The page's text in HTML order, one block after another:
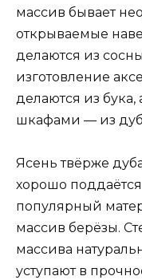
массив бывает
открываемые
делаются из
изготовление
делаются из бука,
шкафами — из
Ясень твёрже
хорошо
популярный
массив берёзы.
массива
уступают в